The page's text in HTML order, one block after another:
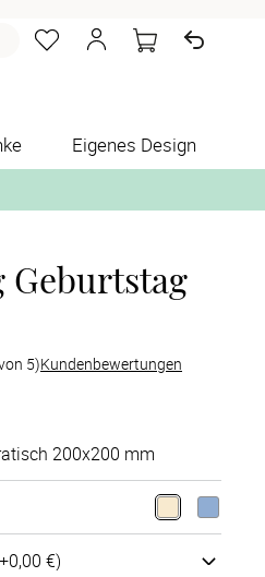
Eigenes Design
5)Kundenbewertungen
200x200 mm
0,00 €)